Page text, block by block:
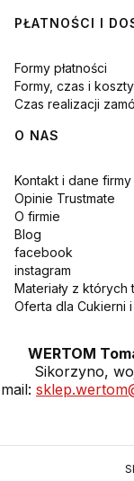
PŁATNOŚCI I
Formy płatności
Formy, czas i
Czas realizacji
O NAS
Kontakt i dane firmy
Opinie Trustmate
O firmie
Blog
facebook
instagram
Materiały z których
Oferta dla Cukierni
WERTOM
Sikorzyno,
mail: